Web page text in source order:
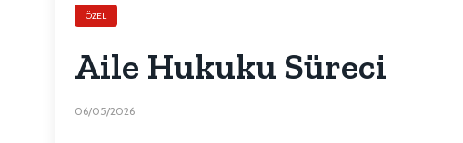
ÖZEL
Aile Hukuku Süreci
06/05/2026